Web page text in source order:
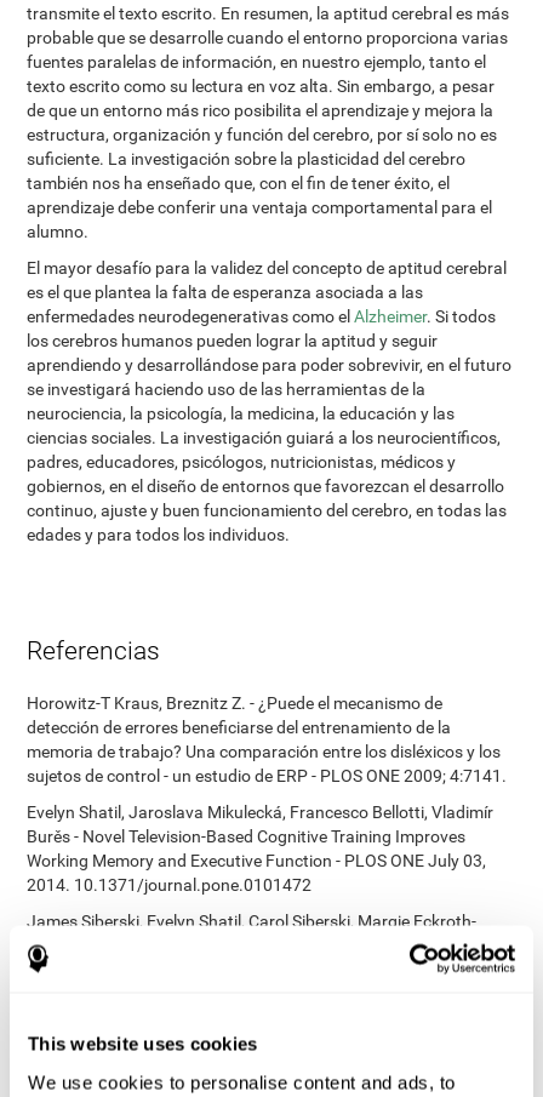
This website uses cookies
We use cookies to personalise content and ads, to
transmite el texto escrito. En resumen, la aptitud cerebral es más
probable que se desarrolle cuando el entorno proporciona varias
fuentes paralelas de información, en nuestro ejemplo, tanto el
texto escrito como su lectura en voz alta. Sin embargo, a pesar
de que un entorno más rico posibilita el aprendizaje y mejora la
estructura, organización y función del cerebro, por sí solo no es
suficiente. La investigación sobre la plasticidad del cerebro
también nos ha enseñado que, con el fin de tener éxito, el
aprendizaje debe conferir una ventaja comportamental para el
alumno.
El mayor desafío para la validez del concepto de aptitud cerebral
es el que plantea la falta de esperanza asociada a las
enfermedades neurodegenerativas como elAlzheimer. Si todos
los cerebros humanos pueden lograr la aptitud y seguir
aprendiendo y desarrollándose para poder sobrevivir, en el futuro
se investigará haciendo uso de las herramientas de la
neurociencia, la psicología, la medicina, la educación y las
ciencias sociales. La investigación guiará a los neurocientíficos,
padres, educadores, psicólogos, nutricionistas, médicos y
gobiernos, en el diseño de entornos que favorezcan el desarrollo
continuo, ajuste y buen funcionamiento del cerebro, en todas las
edades y para todos los individuos.
Referencias
Horowitz-T Kraus, Breznitz Z. - ¿Puede el mecanismo de
detección de errores beneficiarse del entrenamiento de la
memoria de trabajo? Una comparación entre los disléxicos y los
sujetos de control - un estudio de ERP - PLOS ONE 2009; 4:7141.
Evelyn Shatil, Jaroslava Mikulecká, Francesco Bellotti, Vladimír
Burěs - Novel Television-Based Cognitive Training Improves
Working Memory and Executive Function - PLOS ONE July 03,
2014. 10.1371/journal.pone.0101472
James Siberski, Evelyn Shatil, Carol Siberski, Margie Eckroth-
Bucher, Aubrey French, Sara Horton, Rachel F. Loefflad, Phillip
Rouse. Computer-Based Cognitive Training for Individuals With
2014; doi: 10.1177/1533317514539376
Preiss M, Shatil E, Cermáková R, Cimermanová D, Flesher I